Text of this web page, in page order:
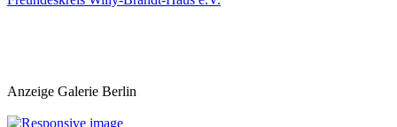
Anzeige Galerie Berlin